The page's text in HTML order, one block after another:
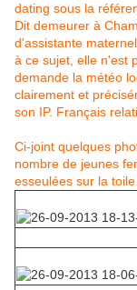
dating sous la
Dit demeurer à
d'assistante
à ce sujet, elle n'est
demande la météo
clairement et
son IP. Français
Ci-joint quelques
nombre de jeunes
esseulées sur la